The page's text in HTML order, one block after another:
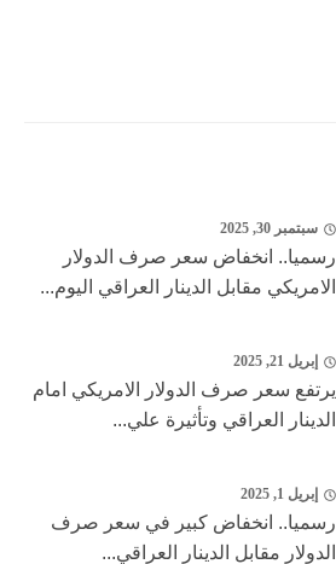
سبتمبر 30, 2025
رسميا.. انخفاض سعر صرف الدولار
الامريكي مقابل الدينار العراقي اليوم...
إبريل 21, 2025
يرتفع سعر صرف الدولار الامريكي امام
الدينار العراقي وتأثيرة علي...
إبريل 1, 2025
رسميا.. انخفاض كبير في سعر صرف
الدولار مقابل الدينار العراقي...